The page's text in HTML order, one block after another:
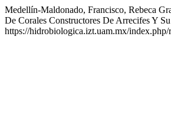
Medellín-Maldonado, Francisco, Rebeca
De Corales Constructores De Arrecifes Y
https://hidrobiologica.izt.uam.mx/